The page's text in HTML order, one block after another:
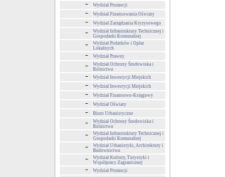
Wydział Promocji
Wydział Finansowania Oświaty
Wydział Zarządzania Kryzysowego
Wydział Infrastruktury Technicznej i
Gospodarki Komunalnej
Wydział Podatków i Opłat
Lokalnych
Wydział Prawny
Wydział Ochrony Środowiska i
Rolnictwa
Wydział Inwestycji Miejskich
Wydział Inwestycji Miejskich
Wydział Finansowo-Księgowy
Wydział Oświaty
Biuro Urbanistyczne
Wydział Ochrony Środowiska i
Rolnictwa
Wydział Infrastruktury Technicznej i
Gospodarki Komunalnej
Wydział Urbanistyki, Architektury i
Budownictwa
Wydział Kultury, Turystyki i
Współpracy Zagranicznej
Wydział Promocji